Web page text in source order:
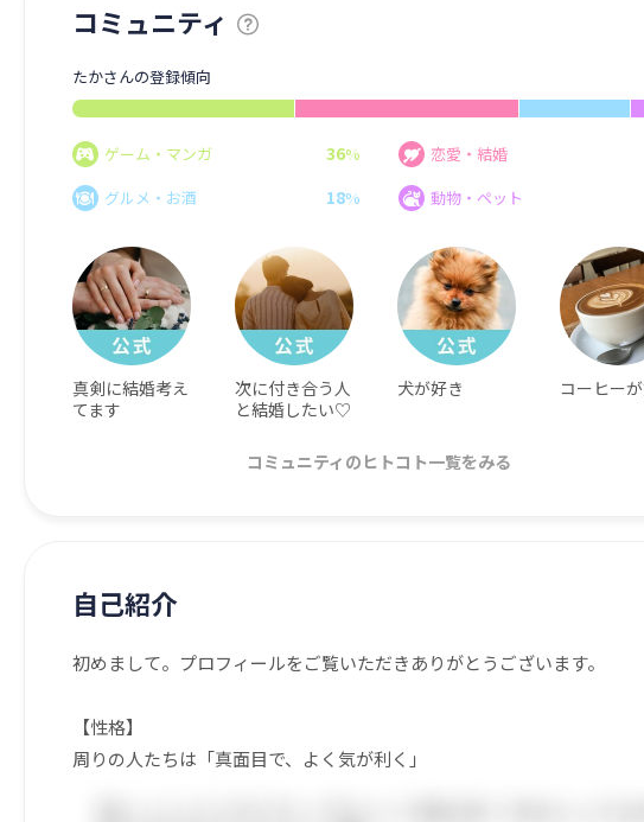
コミュニティ
たかさんの登録傾向
ゲーム・マンガ 36% 恋愛・結婚
グルメ・お酒
18% 動物・ペット
真剣に結婚考え
てます
次に付き合う人
と結婚したい♡
犬が好き コーヒー
コミュニティのヒトコト一覧をみる
自己紹介
初めまして。プロフィールをご覧いただきありがとうございます。
【性格】
周りの人たちは「真面目で、よく気が利く」